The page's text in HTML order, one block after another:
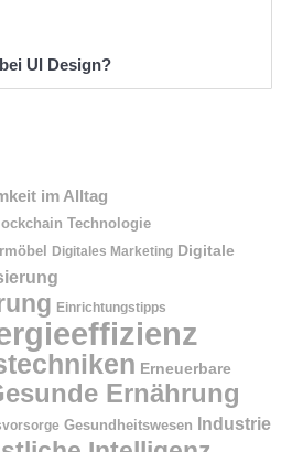
UI Design?
im Alltag
Technologie
Digitales Marketing Digitale
Einrichtungstipps
Erneuerbare
Ernährung
Gesundheitswesen Industrie